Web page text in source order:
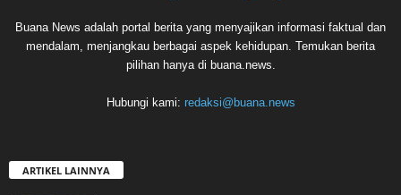
Buana News adalah portal berita yang menyajikan informasi faktual dan
mendalam, menjangkau berbagai aspek kehidupan. Temukan berita
pilihan hanya di buana.news.
Hubungi kami: redaksi@buana.news
ARTIKEL LAINNYA